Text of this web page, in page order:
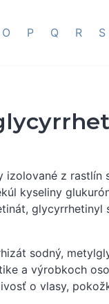
O P Q R S
izolované z rastlín
kyseliny
glycyrrhetinyl
sodný,
a výrobkoch
o vlasy,